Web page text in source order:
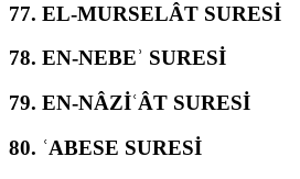
77. EL-MURSELÂT SURESİ
78. EN-NEBEʾ SURESİ
79. EN-NÂZİʿÂT SURESİ
80. ʿABESE SURESİ